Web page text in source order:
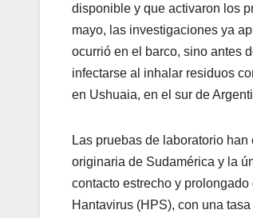
disponible y que activaron los
mayo, las investigaciones ya
ocurrió en el barco, sino antes
infectarse al inhalar residuos
en Ushuaia, en el sur de
Las pruebas de laboratorio
originaria de Sudamérica y la
contacto estrecho y
Hantavirus (HPS), con una